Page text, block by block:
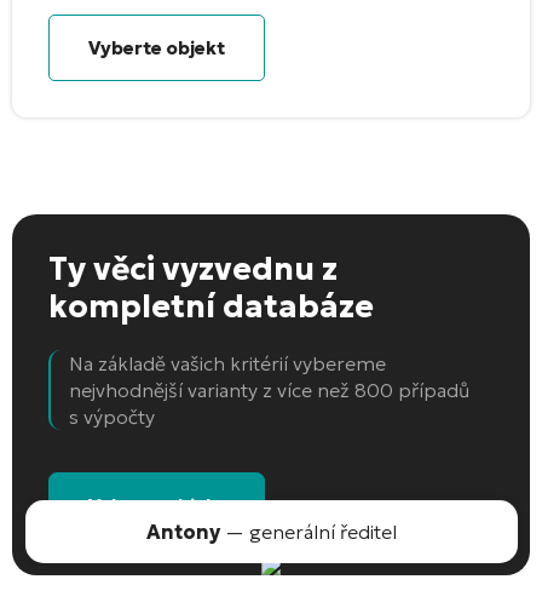
Vyberte objekt
Ty věci vyzvednu z
kompletní databáze
Na základě vašich kritérií vybereme
nejvhodnější varianty z více než 800 případů
s výpočty
Vyberte objekt
Antony — generální ředitel